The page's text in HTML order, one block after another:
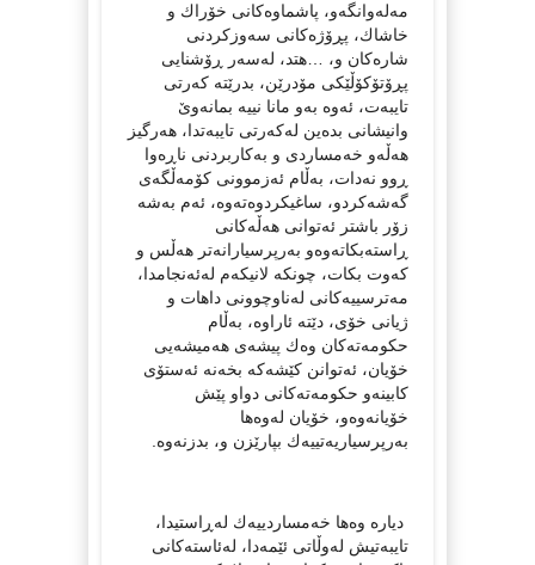
مەلەوانگەو، پاشماوەكانی خۆراك و
خاشاك، پڕۆژەكانی سەوزكردنی
شارەكان و، …هتد، لەسەر ڕۆشنایی
پڕۆتۆكۆڵێكی مۆدرێن، بدرێتە كەرتی
تایبەت، ئەوە بەو مانا نییە بمانەوێ‌
وانیشانی بدەین لەكەرتی تایبەتدا، هەرگیز
هەڵەو خەمساردی و بەكاربردنی ناڕەوا
ڕوو نەدات، بەڵام ئەزموونی كۆمەڵگەی
گەشەكردو، ساغیكردوەتەوە، ئەم بەشە
زۆر باشتر ئەتوانی هەڵەكانی
ڕاستەبكاتەوەو بەرپرسیارانەتر هەڵس و
كەوت بكات، چونكە لانیكەم لەئەنجامدا،
مەترسییەكانی لەناوچوونی داهات و
ژیانی خۆی، دێتە ئاراوە، بەڵام
حكومەتەكان وەك پیشەی هەمیشەیی
خۆیان، ئەتوانن كێشەكە بخەنە ئەستۆی
كابینەو حكومەتەكانی دواو پێش
خۆیانەوەو، خۆیان لەوەها
بەرپرسیاریەتییەك بپارێزن و، بدزنەوە.
دیارە وەها خەمساردییەك لەڕاستیدا،
تایبەتیش لەوڵاتی ئێمەدا، لەئاستەكانی